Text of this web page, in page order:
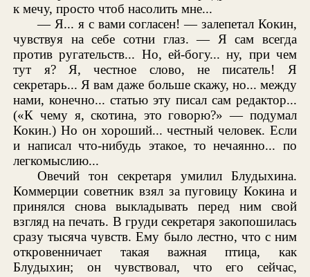
к мечу, просто чтоб насолить мне...
— Я... я с вами согласен! — залепетал Кокин,
чувствуя на себе сотни глаз. — Я сам всегда
против ругательств... Но, ей-богу... ну, при чем
тут я? Я, честное слово, не писатель! Я
секретарь... Я вам даже больше скажу, но... между
нами, конечно... статью эту писал сам редактор...
(«К чему я, скотина, это говорю?» — подумал
Кокин.) Но он хороший... честный человек. Если
и написал что-нибудь этакое, то нечаянно... по
легкомыслию...
Овечий тон секретаря умилил Блудыхина.
Коммерции советник взял за пуговицу Кокина и
принялся снова выкладывать перед ним свой
взгляд на печать. В груди секретаря закопошилась
сразу тысяча чувств. Ему было лестно, что с ним
откровенничает такая важная птица, как
Блудыхин; он чувствовал, что его сейчас,